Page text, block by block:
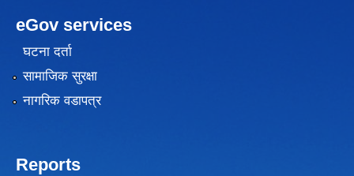
eGov services
घटना दर्ता
सामाजिक सुरक्षा
नागरिक वडापत्र
Reports